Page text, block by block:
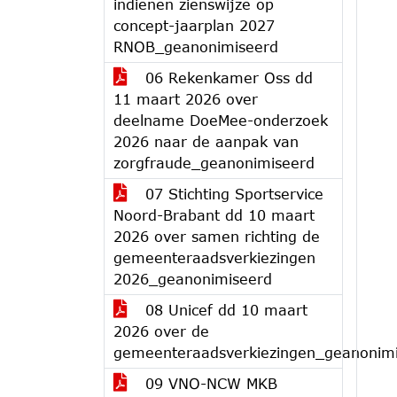
indienen zienswijze op
concept-jaarplan 2027
RNOB_geanonimiseerd
06 Rekenkamer Oss dd
11 maart 2026 over
deelname DoeMee-onderzoek
2026 naar de aanpak van
zorgfraude_geanonimiseerd
07 Stichting Sportservice
Noord-Brabant dd 10 maart
2026 over samen richting de
gemeenteraadsverkiezingen
2026_geanonimiseerd
08 Unicef dd 10 maart
2026 over de
09 VNO-NCW MKB